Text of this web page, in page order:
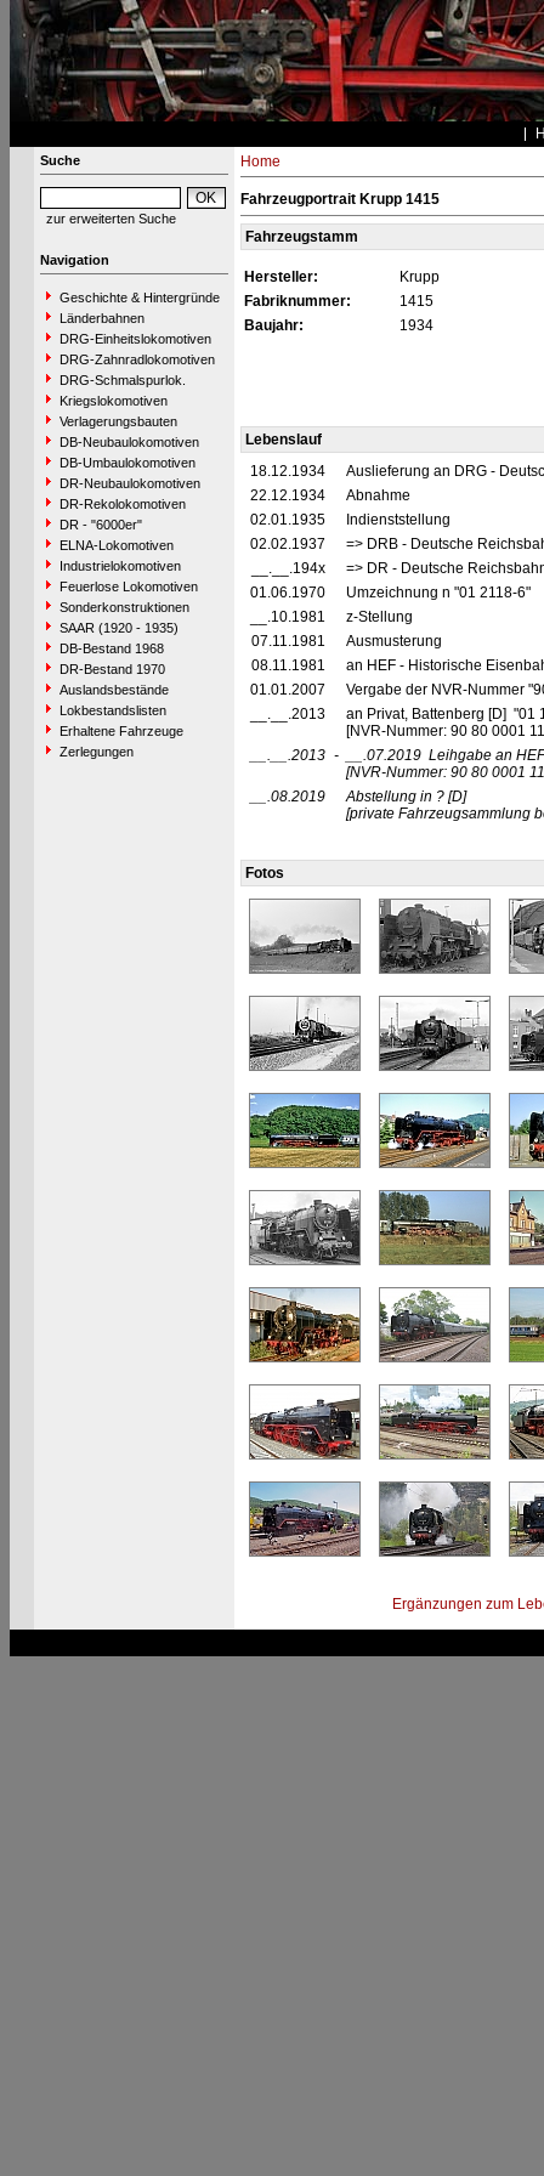
Suche
zur erweiterten Suche
Navigation
Geschichte & Hintergründe
Länderbahnen
DRG-Einheitslokomotiven
DRG-Zahnradlokomotiven
DRG-Schmalspurlok.
Kriegslokomotiven
Verlagerungsbauten
DB-Neubaulokomotiven
DB-Umbaulokomotiven
DR-Neubaulokomotiven
DR-Rekolokomotiven
DR - "6000er"
ELNA-Lokomotiven
Industrielokomotiven
Feuerlose Lokomotiven
Sonderkonstruktionen
SAAR (1920 - 1935)
DB-Bestand 1968
DR-Bestand 1970
Auslandsbestände
Lokbestandslisten
Erhaltene Fahrzeuge
Zerlegungen
Home
Fahrzeugportrait Krupp 1415
Fahrzeugstamm
Hersteller:
Krupp
Fabriknummer:
1415
Baujahr:
1934
Lebenslauf
18.12.1934
Auslieferung an DRG -
22.12.1934
Abnahme
02.01.1935
Indienststellung
02.02.1937
=> DRB - Deutsche
__.__.194x
=> DR - Deutsche
01.06.1970
Umzeichnung n "01 2118-6"
__.10.1981
z-Stellung
07.11.1981
Ausmusterung
08.11.1981
an HEF - Historische
01.01.2007
Vergabe der NVR-Nummer
__.__.2013
an Privat, Battenberg [D] "01
[NVR-Nummer: 90 80 0001
__.__.2013 - __.07.2019 Leihgabe an
[NVR-Nummer: 90 80 0001
__.08.2019
Abstellung in ? [D]
[private Fahrzeugsammlung
Fotos
Ergänzungen zum